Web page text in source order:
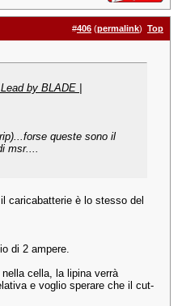
#406 (permalink) Top
by BLADE |
queste sono il
msr....
caricabatterie è lo stesso del
di 2 ampere.
cella, la lipina verrà
e voglio sperare che il cut-